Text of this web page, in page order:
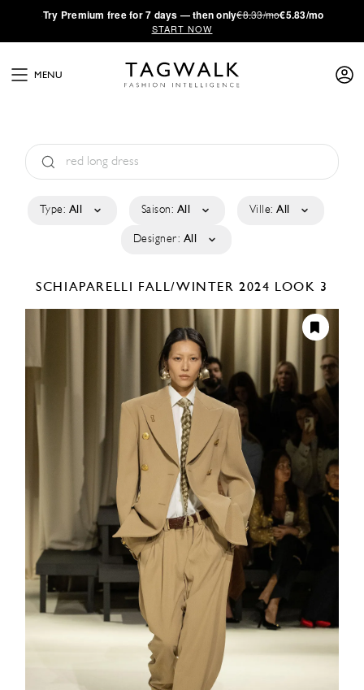
·Try Premium free for 7 days — then only€8.33/mo€5.83/mo
START NOW
MENU
Type: All Saison: All Ville: All
Designer: All
SCHIAPARELLI FALL/WINTER 2024 LOOK 3